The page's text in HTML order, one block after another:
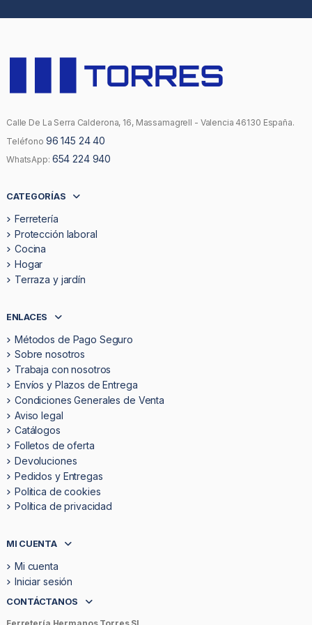
Calle De La Serra Calderona, 16, Massamagrell - Valencia 46130 España.
Teléfono 96 145 24 40
WhatsApp: 654 224 940
CATEGORÍAS
Ferretería
Protección laboral
Cocina
Hogar
Terraza y jardín
ENLACES
Métodos de Pago Seguro
Sobre nosotros
Trabaja con nosotros
Envíos y Plazos de Entrega
Condiciones Generales de Venta
Aviso legal
Catálogos
Folletos de oferta
Devoluciones
Pedidos y Entregas
Politica de cookies
Política de privacidad
MI CUENTA
Mi cuenta
Iniciar sesión
CONTÁCTANOS